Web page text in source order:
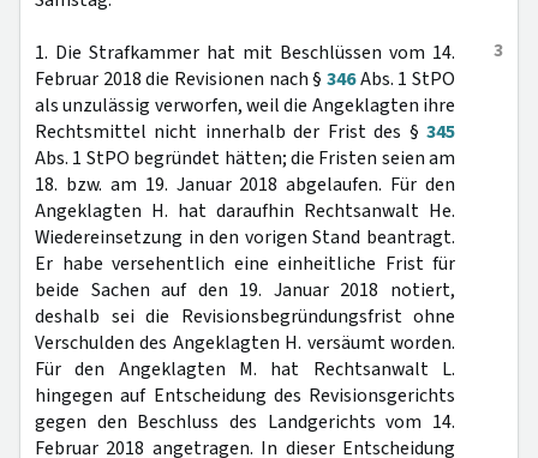
3
1. Die Strafkammer hat mit Beschlüssen vom 14.
Februar 2018 die Revisionen nach § 346Abs. 1 StPO
als unzulässig verworfen, weil die Angeklagten ihre
Rechtsmittel nicht innerhalb der Frist des § 345
Abs. 1 StPO begründet hätten; die Fristen seien am
18. bzw. am 19. Januar 2018 abgelaufen. Für den
Angeklagten H. hat daraufhin Rechtsanwalt He.
Wiedereinsetzung in den vorigen Stand beantragt.
Er habe versehentlich eine einheitliche Frist für
beide Sachen auf den 19. Januar 2018 notiert,
deshalb sei die Revisionsbegründungsfrist ohne
Verschulden des Angeklagten H. versäumt worden.
Für den Angeklagten M. hat Rechtsanwalt L.
hingegen auf Entscheidung des Revisionsgerichts
gegen den Beschluss des Landgerichts vom 14.
Februar 2018 angetragen. In dieser Entscheidung